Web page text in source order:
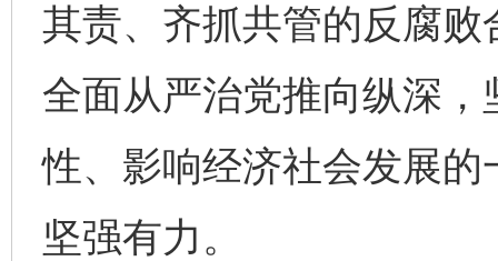
其责、齐抓共管的反腐
全面从严治党推向纵深
性、影响经济社会发展
坚强有力。